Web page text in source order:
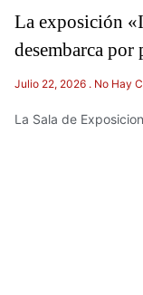
La exposición
desembarca
Julio 22, 2026 No Hay
La Sala de